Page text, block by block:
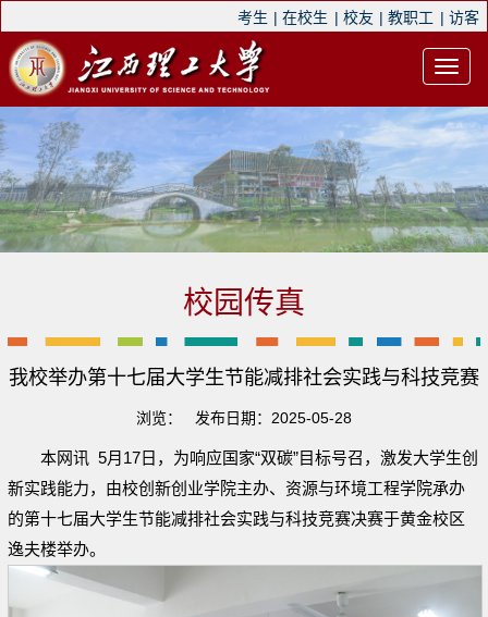
考生 | 在校生 | 校友 | 教职工 | 访客
校园传真
我校举办第十七届大学生节能减排社会实践与科技竞赛
浏览： 发布日期：2025-05-28
本网讯 5月17日，为响应国家“双碳”目标号召，激发大学生创
新实践能力，由校创新创业学院主办、资源与环境工程学院承办
的第十七届大学生节能减排社会实践与科技竞赛决赛于黄金校区
逸夫楼举办。